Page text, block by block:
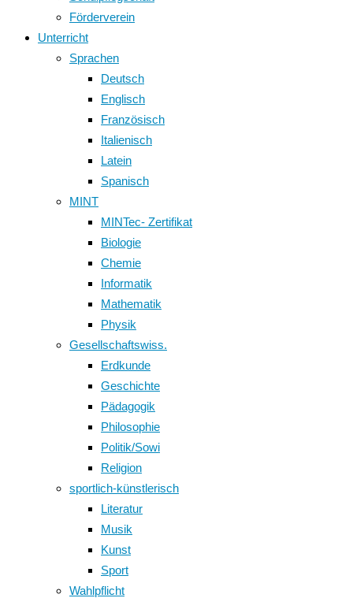
Förderverein
Unterricht
Sprachen
Deutsch
Englisch
Französisch
Italienisch
Latein
Spanisch
MINT
MINTec- Zertifikat
Biologie
Chemie
Informatik
Mathematik
Physik
Gesellschaftswiss.
Erdkunde
Geschichte
Pädagogik
Philosophie
Politik/Sowi
Religion
sportlich-künstlerisch
Literatur
Musik
Kunst
Sport
Wahlpflicht